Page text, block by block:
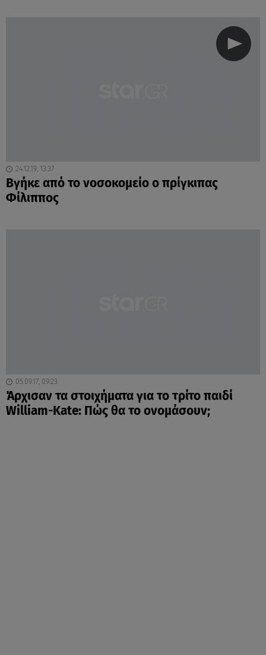
24.12.19, 13:37
Βγήκε από το νοσοκομείο ο πρίγκιπας
Φίλιππος
05.09.17, 09:23
Άρχισαν τα στοιχήματα για το τρίτο παιδί
William-Kate: Πώς θα το ονομάσουν;